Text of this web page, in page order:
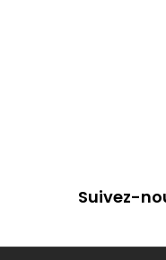
Suivez-